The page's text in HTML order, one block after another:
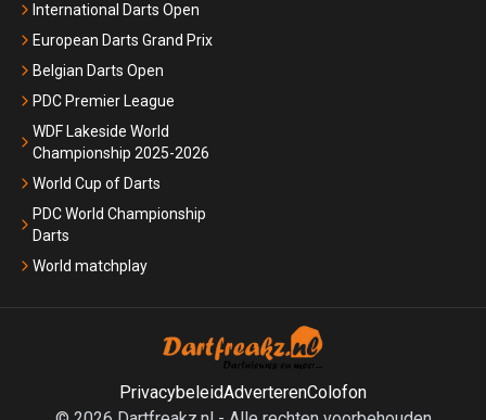
International Darts Open
European Darts Grand Prix
Belgian Darts Open
PDC Premier League
WDF Lakeside World
Championship 2025-2026
World Cup of Darts
PDC World Championship
Darts
World matchplay
PrivacybeleidAdverterenColofon